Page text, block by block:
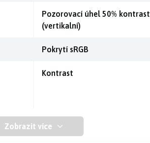
Pozorovací úhel 50% kontrast
(vertikalní)
Pokrytí sRGB
Kontrast
Zobrazit více